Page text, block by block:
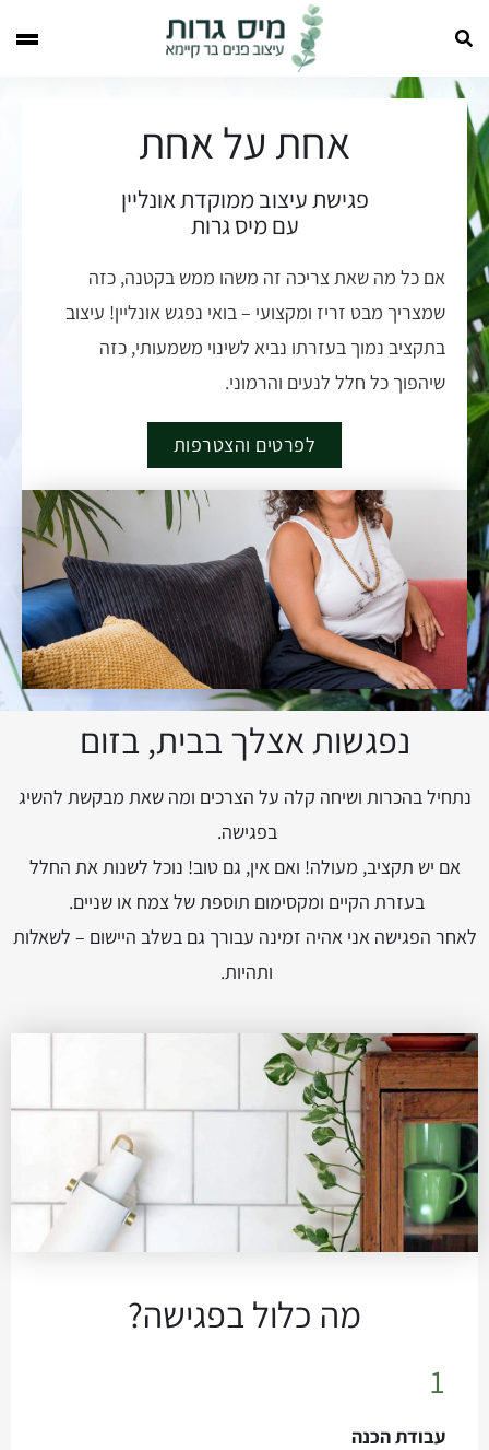
אחת על אחת
פגישת עיצוב ממוקדת אונליין
עם מיס גרות
אם כל מה שאת צריכה זה משהו ממש בקטנה, כזה
שמצריך מבט זריז ומקצועי – בואי נפגש אונליין! עיצוב
בתקציב נמוך בעזרתו נביא לשינוי משמעותי, כזה
שיהפוך כל חלל לנעים והרמוני.
לפרטים והצטרפות
נפגשות אצלך בבית​, בזום
נתחיל בהכרות ושיחה קלה על הצרכים ומה שאת מבקשת להשיג
בפגישה.
אם יש תקציב, מעולה! ואם אין, גם טוב! נוכל לשנות את החלל
בעזרת הקיים ומקסימום תוספת של צמח או שניים.
לאחר הפגישה אני אהיה זמינה עבורך גם בשלב היישום – לשאלות
ותהיות.
מה כלול בפגישה?
1
עבודת הכנה